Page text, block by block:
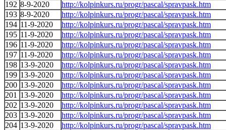
192 8-9-2020
http://kolpinkurs.ru/progr/pascal/spravpask.htm
193 8-9-2020
http://kolpinkurs.ru/progr/pascal/spravpask.htm
194 11-9-2020
http://kolpinkurs.ru/progr/pascal/spravpask.htm
195 11-9-2020
http://kolpinkurs.ru/progr/pascal/spravpask.htm
196 11-9-2020
http://kolpinkurs.ru/progr/pascal/spravpask.htm
197 11-9-2020
http://kolpinkurs.ru/progr/pascal/spravpask.htm
198 13-9-2020
http://kolpinkurs.ru/progr/pascal/spravpask.htm
199 13-9-2020
http://kolpinkurs.ru/progr/pascal/spravpask.htm
200 13-9-2020
http://kolpinkurs.ru/progr/pascal/spravpask.htm
201 13-9-2020
http://kolpinkurs.ru/progr/pascal/spravpask.htm
202 13-9-2020
http://kolpinkurs.ru/progr/pascal/spravpask.htm
203 13-9-2020
http://kolpinkurs.ru/progr/pascal/spravpask.htm
204 13-9-2020
http://kolpinkurs.ru/progr/pascal/spravpask.htm